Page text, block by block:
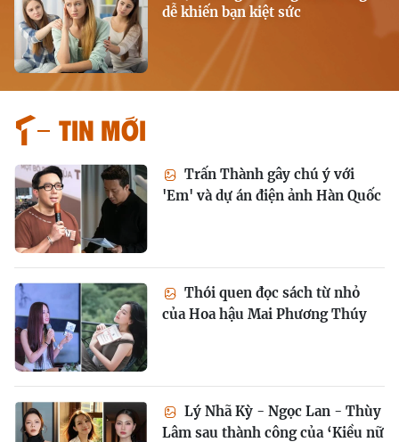
dễ khiến bạn kiệt sức
Tin mới
Trấn Thành gây chú ý với
'Em' và dự án điện ảnh Hàn Quốc
Thói quen đọc sách từ nhỏ
của Hoa hậu Mai Phương Thúy
Lý Nhã Kỳ - Ngọc Lan - Thùy
Lâm sau thành công của ‘Kiều nữ